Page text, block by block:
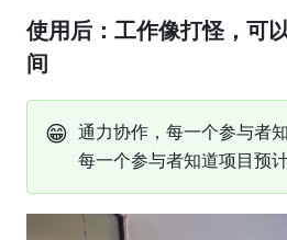
使用后：工作像打怪，可
间
😁 通力协作，每一个参与者
每一个参与者知道项目预